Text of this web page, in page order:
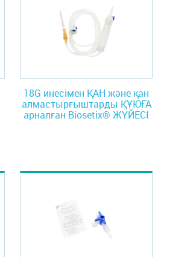
18G инесімен ҚАН және қан
алмастырғыштарды ҚҰЮҒА
арналған Biosetix® ЖҮЙЕСІ